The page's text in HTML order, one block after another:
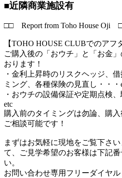
■近隣商業施設有
□□ Report from Toho House Oji
【TOHO HOUSE CLUBでのアフ
ご購入後の「おウチ」と「お金
おります！
・金利上昇時のリスクヘッジ、
ミング、各種保険の見直し・・・
・おウチの設備保証や定期点検
etc
購入前のタイミングは勿論、購
ご相談可能です！
まずはお気軽に現地をご覧下さ
て、ご見学希望のお客様は下記
い。
お問い合わせ専用フリーダイヤ